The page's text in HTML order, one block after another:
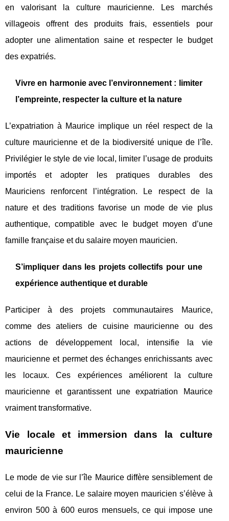
en valorisant la culture mauricienne. Les marchés
villageois offrent des produits frais, essentiels pour
adopter une alimentation saine et respecter le budget
des expatriés.
Vivre en harmonie avec l’environnement : limiter
l’empreinte, respecter la culture et la nature
L’expatriation à Maurice implique un réel respect de la
culture mauricienne et de la biodiversité unique de l’île.
Privilégier le style de vie local, limiter l’usage de produits
importés et adopter les pratiques durables des
Mauriciens renforcent l’intégration. Le respect de la
nature et des traditions favorise un mode de vie plus
authentique, compatible avec le budget moyen d’une
famille française et du salaire moyen mauricien.
S’impliquer dans les projets collectifs pour une
expérience authentique et durable
Participer à des projets communautaires Maurice,
comme des ateliers de cuisine mauricienne ou des
actions de développement local, intensifie la vie
mauricienne et permet des échanges enrichissants avec
les locaux. Ces expériences améliorent la culture
mauricienne et garantissent une expatriation Maurice
vraiment transformative.
Vie locale et immersion dans la culture
mauricienne
Le mode de vie sur l’île Maurice diffère sensiblement de
celui de la France. Le salaire moyen mauricien s’élève à
environ 500 à 600 euros mensuels, ce qui impose une